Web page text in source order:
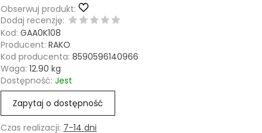
Obserwuj produkt:
Dodaj recenzję:
Kod: GAA0K108
Producent: RAKO
Kod producenta: 8590596140966
Waga: 12.90 kg
Dostępność: Jest
Zapytaj o dostępność
Czas realizacji: 7-14 dni